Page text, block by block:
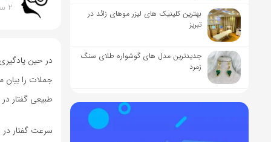
بهترین کلینیک های لیزر موهای زائد در
تبریز
جدیدترین مدل های گوشواره طلای سنگ
زمرد
2 سال پیش
در حین
جملات را
طبیعی گفتار
سرعت گفتار